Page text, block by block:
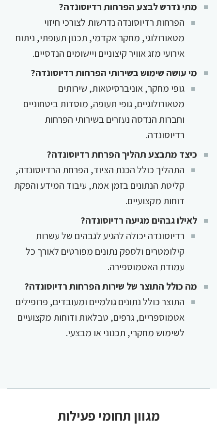
מתי נדרש לבצע הפרחות רדיוסונדה?
הפרחות רדיוסונדה נדרשות לצורכי חיזוי
מטאורולוגי, מחקר אקדמי, תכנון תעופתי, ניתוח
אירועי מזג אוויר קיצוניים ויישומים הנדסיים.
מי עושה שימוש בשירותי הפרחות רדיוסונדה?
גופי מחקר, אוניברסיטאות, שירותים
מטאורולוגיים, גופי תעופה, מוסדות ביטחוניים
וחברות הנדסה נעזרים בשירותי הפרחות
רדיוסונדה.
כיצד מתבצע תהליך הפרחת רדיוסונדה?
התהליך כולל הכנת הציוד, הפרחת הרדיוסונדה,
קליטת הנתונים בזמן אמת, עיבוד המידע והפקת
דוחות מקצועיים.
לאילו גבהים מגיעה רדיוסונדה?
רדיוסונדה יכולה להגיע לגבהים של עשרות
קילומטרים ולספק נתונים מפורטים לאורך כל
עמודת האטמוספירה.
מה כולל התוצר של שירות הפרחות רדיוסונדה?
התוצר כולל נתונים גולמיים ומעובדים, פרופילים
אטמוספריים, גרפים, טבלאות ודוחות מקצועיים
לשימוש מחקרי, תכנוני או מבצעי.
מגוון תחומי פעילות